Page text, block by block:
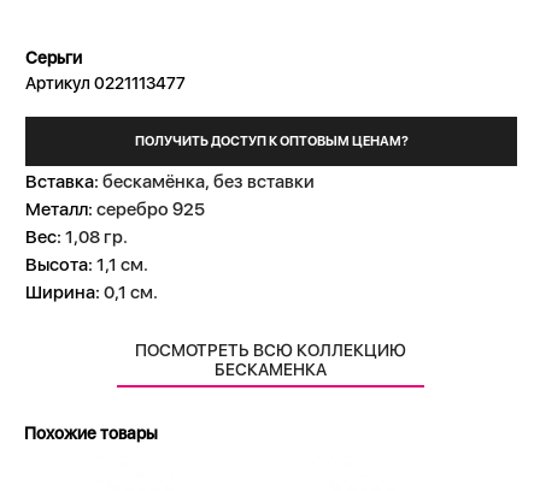
Серьги
Артикул 0221113477
ПОЛУЧИТЬ ДОСТУП К ОПТОВЫМ ЦЕНАМ?
Вставка: бескамёнка, без вставки
Металл: серебро 925
Вес: 1,08 гр.
Высота: 1,1 см.
Ширина: 0,1 см.
ПОСМОТРЕТЬ ВСЮ КОЛЛЕКЦИЮ
БЕСКАМЕНКА
Похожие товары